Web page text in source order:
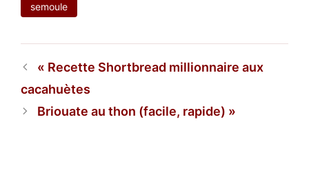
semoule
Recette Shortbread millionnaire aux
cacahuètes
Briouate au thon (facile, rapide)